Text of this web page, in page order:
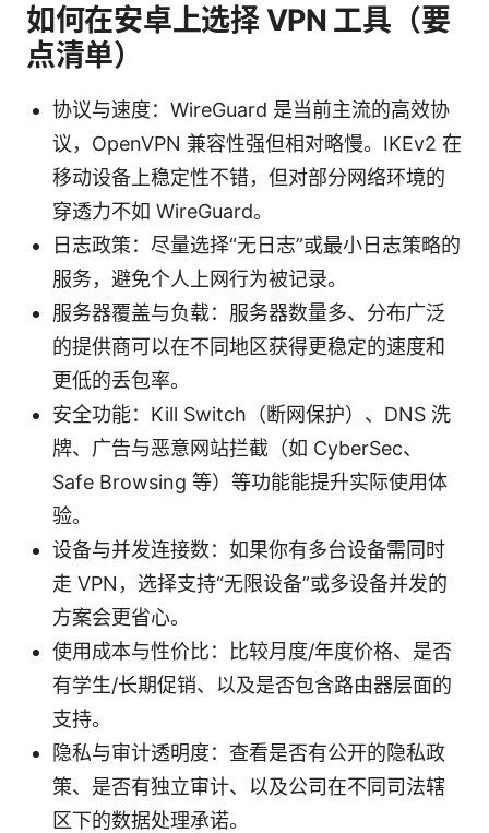
如何在安卓上选择 VPN 工具（要
点清单）
协议与速度：WireGuard 是当前主流的高效协
议，OpenVPN 兼容性强但相对略慢。IKEv2 在
移动设备上稳定性不错，但对部分网络环境的
穿透力不如 WireGuard。
日志政策：尽量选择“无日志”或最小日志策略的
服务，避免个人上网行为被记录。
服务器覆盖与负载：服务器数量多、分布广泛
的提供商可以在不同地区获得更稳定的速度和
更低的丢包率。
安全功能：Kill Switch（断网保护）、DNS 洗
牌、广告与恶意网站拦截（如 CyberSec、
Safe Browsing 等）等功能能提升实际使用体
验。
设备与并发连接数：如果你有多台设备需同时
走 VPN，选择支持“无限设备”或多设备并发的
方案会更省心。
使用成本与性价比：比较月度/年度价格、是否
有学生/长期促销、以及是否包含路由器层面的
支持。
隐私与审计透明度：查看是否有公开的隐私政
策、是否有独立审计、以及公司在不同司法辖
区下的数据处理承诺。